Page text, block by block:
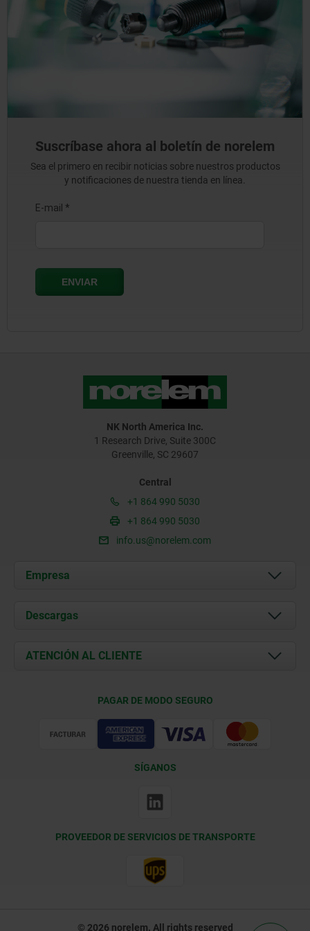
Suscríbase ahora al boletín de norelem
Sea el primero en recibir noticias sobre nuestros productos
y notificaciones de nuestra tienda en línea.
NK North America Inc.
1 Research Drive, Suite 300C
Greenville, SC 29607
Central
+1 864 990 5030
+1 864 990 5030
info.us@norelem.com
Empresa
Acerca de nosotros
Contacto
Descargas
Documents
ATENCIÓN AL CLIENTE
PAGAR DE MODO SEGURO
SÍGANOS
PROVEEDOR DE SERVICIOS DE TRANSPORTE
© 2026 norelem. All rights reserved